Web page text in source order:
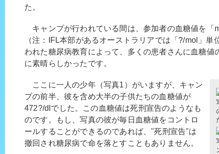
た。
キャンプが行われている間は、参加者の血糖値を「
（注：IFL本部があるオーストラリアでは「?/mol」単
われた糖尿病教育によって、多くの患者さんに血糖値
に素晴らしかったです。
ここに一人の少年（写真1）がいますが、キャン
プの前半、彼を含め大半の子供たちの血糖値が
472?/dlでした。この血糖値は死刑宣告のようなも
のです。もし、写真の彼が毎日血糖値をコントロ
ールすることができるのであれば、"死刑宣告"は
撤回され糖尿病で命を落とすこともありません。